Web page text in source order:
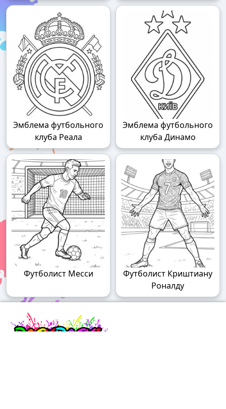
Эмблема футбольного
клуба Реала
Эмблема футбольного
клуба Динамо
Футболист Месси
Футболист Криштиану
Роналду